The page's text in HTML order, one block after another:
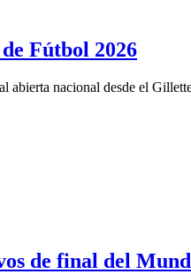
Fútbol 2026
abierta nacional desde el
de final del